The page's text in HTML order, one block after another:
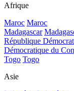
Afrique
Maroc Maroc
Madagascar
République
Démocratique du
Togo Togo
Asie